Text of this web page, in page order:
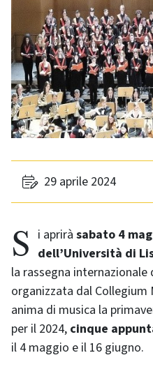
29 aprile 2024
Si aprirà sabato 4
dell’Università di
la rassegna
organizzata dal Collegium
anima di musica la
per il 2024, cinque
il 4 maggio e il 16 giugno.